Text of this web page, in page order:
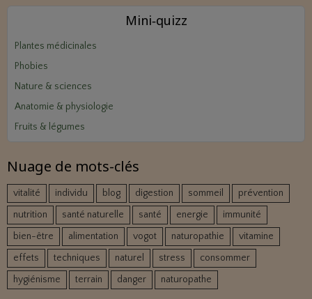
Mini‑quizz
Plantes médicinales
Phobies
Nature & sciences
Anatomie & physiologie
Fruits & légumes
Nuage de mots-clés
vitalité individu blog digestion sommeil
prévention
nutrition
santé naturelle santé energie
immunité
bien-être
alimentation vogot naturopathie
vitamine
effets
techniques naturel stress
consommer
hygiénisme
terrain danger naturopathe